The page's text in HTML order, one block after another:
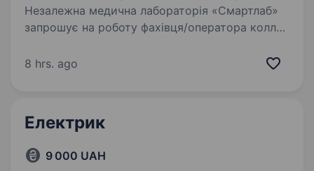
Незалежна медична лабораторія «Смартлаб»
запрошує на роботу фахівця/оператора колл-
(Хаджибейський р-н). Про нас: Лідер на Півдні
8 hrs. ago
Електрик
9 000 UAH